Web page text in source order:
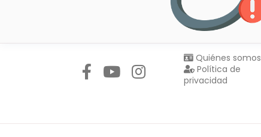
Quiénes somos
Política de
privacidad